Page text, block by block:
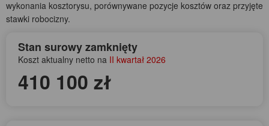
wykonania kosztorysu, porównywane pozycje kosztów oraz przyjęte
stawki robocizny.
Stan surowy zamknięty
Koszt aktualny netto na II kwartał 2026
410 100 zł